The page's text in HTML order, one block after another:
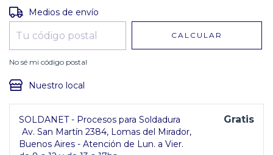
Entregas para el CP:
Medios de envío
CALCULAR
No sé mi código postal
Nuestro local
SOLDANET - Procesos para Soldadura
Av. San Martín 2384, Lomas del Mirador,
Buenos Aires - Atención de Lun. a Vier.
Gratis